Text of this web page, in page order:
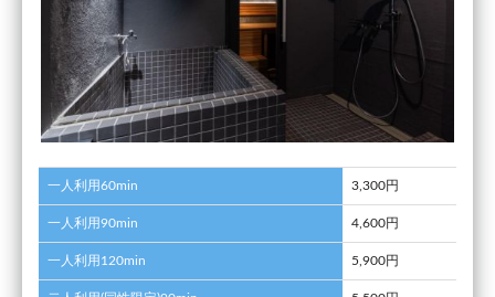
一人利用60min 3,300円
一人利用90min 4,600円
一人利用120min 5,900円